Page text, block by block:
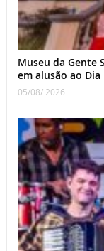
Museu da Gente
em alusão ao
05/08/ 2026